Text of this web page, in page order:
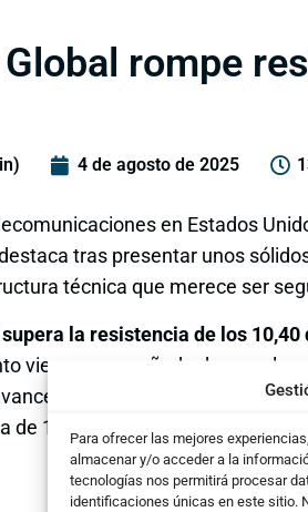
Para ofrecer las mejores
almacenar y/o acceder a la
tecnologías nos permitirá procesar
identificaciones únicas en este sitio.
rompe
4 de agosto de 2025
en Estados
tras presentar unos
técnica que merece ser
la resistencia de los
viene acompañado de un
Asimismo, el precio
de 100 sesiones en gráfico diario.